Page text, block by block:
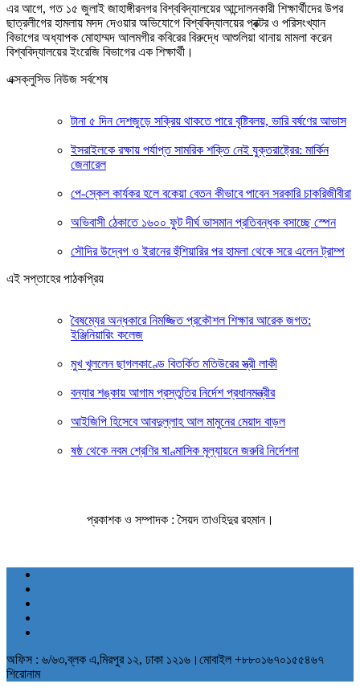
এর আগে, গত ১৫ জুলাই জাহাঙ্গীরনগর বিশ্ববিদ্যালয়ের আন্দোলনকারী শিক্ষার্থীদের উপর
ছাত্রলীগের হামলায় মদদ দেওয়ার অভিযোগে বিশ্ববিদ্যালয়ের প্রক্টর ও পরিসংখ্যান
বিভাগের অধ্যাপক মোহাম্মদ আলমগীর কবিরের বিরুদ্ধে আশুলিয়া থানায় মামলা করেন
বিশ্ববিদ্যালয়ের ইংরেজি বিভাগের এক শিক্ষার্থী।
এক্সক্লুসিভ নিউজ সর্বশেষ
টানা ৫ দিন দেশজুড়ে সক্রিয় থাকতে পারে বৃষ্টিবলয়, ভারি বর্ষণের আভাস
ইসরাইলকে রক্ষায় পর্যাপ্ত সামরিক শক্তি নেই যুক্তরাষ্ট্রের: মার্কিন
জেনারেল
পে-স্কেল কার্যকর হলে বকেয়া বেতন কীভাবে পাবেন সরকারি চাকরিজীবীরা
অভিবাসী ঠেকাতে ১৬০০ ফুট দীর্ঘ ভাসমান প্রতিবন্ধক বসাচ্ছে স্পেন
সৌদির উদ্বেগ ও ইরানের হুঁশিয়ারির পর হামলা থেকে সরে এলেন ট্রাম্প
এই সপ্তাহের পাঠকপ্রিয়
বৈষম্যের অন্ধকারে নিমজ্জিত প্রকৌশল শিক্ষার আরেক জগত:
ইঞ্জিনিয়ারিং কলেজ
মুখ খুললেন ছাগলকাণ্ডে বিতর্কিত মতিউরের স্ত্রী লাকী
বন্যার শঙ্কায় আগাম প্রস্তুতির নির্দেশ প্রধানমন্ত্রীর
আইজিপি হিসেবে আবদুল্লাহ আল মামুনের মেয়াদ বাড়ল
ষষ্ঠ থেকে নবম শ্রেণির ষাণ্মাসিক মূল্যায়নে জরুরি নির্দেশনা
প্রকাশক ও সম্পাদক : সৈয়দ তাওহিদুর রহমান।
অফিস : ৬/৬৩,ব্লক এ,মিরপুর ১২, ঢাকা ১২১৬।মোবাইল +৮৮০১৬৭০১৫৫৪৬৭
শিরোনাম